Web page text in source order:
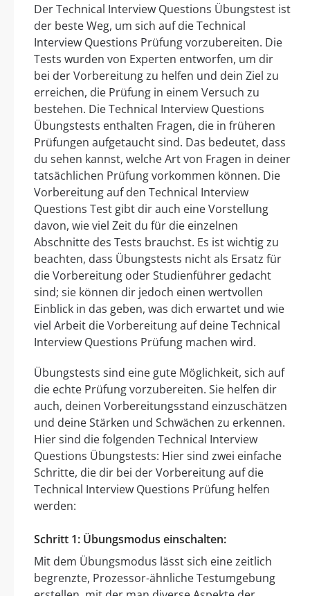
Der Technical Interview Questions Übungstest ist
der beste Weg, um sich auf die Technical
Interview Questions Prüfung vorzubereiten. Die
Tests wurden von Experten entworfen, um dir
bei der Vorbereitung zu helfen und dein Ziel zu
erreichen, die Prüfung in einem Versuch zu
bestehen. Die Technical Interview Questions
Übungstests enthalten Fragen, die in früheren
Prüfungen aufgetaucht sind. Das bedeutet, dass
du sehen kannst, welche Art von Fragen in deiner
tatsächlichen Prüfung vorkommen können. Die
Vorbereitung auf den Technical Interview
Questions Test gibt dir auch eine Vorstellung
davon, wie viel Zeit du für die einzelnen
Abschnitte des Tests brauchst. Es ist wichtig zu
beachten, dass Übungstests nicht als Ersatz für
die Vorbereitung oder Studienführer gedacht
sind; sie können dir jedoch einen wertvollen
Einblick in das geben, was dich erwartet und wie
viel Arbeit die Vorbereitung auf deine Technical
Interview Questions Prüfung machen wird.
Übungstests sind eine gute Möglichkeit, sich auf
die echte Prüfung vorzubereiten. Sie helfen dir
auch, deinen Vorbereitungsstand einzuschätzen
und deine Stärken und Schwächen zu erkennen.
Hier sind die folgenden Technical Interview
Questions Übungstests: Hier sind zwei einfache
Schritte, die dir bei der Vorbereitung auf die
Technical Interview Questions Prüfung helfen
werden:
Schritt 1: Übungsmodus einschalten:
Mit dem Übungsmodus lässt sich eine zeitlich
begrenzte, Prozessor-ähnliche Testumgebung